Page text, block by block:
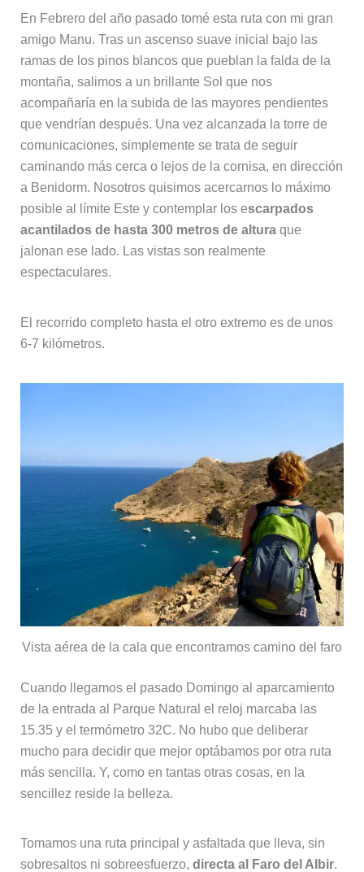
En Febrero del año pasado tomé esta ruta con mi gran
amigo Manu. Tras un ascenso suave inicial bajo las
ramas de los pinos blancos que pueblan la falda de la
montaña, salimos a un brillante Sol que nos
acompañaría en la subida de las mayores pendientes
que vendrían después. Una vez alcanzada la torre de
comunicaciones, simplemente se trata de seguir
caminando más cerca o lejos de la cornisa, en dirección
a Benidorm. Nosotros quisimos acercarnos lo máximo
posible al límite Este y contemplar los escarpados
acantilados de hasta 300 metros de alturaque
jalonan ese lado. Las vistas son realmente
espectaculares.
El recorrido completo hasta el otro extremo es de unos
6-7 kilómetros.
Vista aérea de la cala que encontramos camino del faro
Cuando llegamos el pasado Domingo al aparcamiento
de la entrada al Parque Natural el reloj marcaba las
15.35 y el termómetro 32C. No hubo que deliberar
mucho para decidir que mejor optábamos por otra ruta
más sencilla. Y, como en tantas otras cosas, en la
sencillez reside la belleza.
Tomamos una ruta principal y asfaltada que lleva, sin
sobresaltos ni sobreesfuerzo, directa al Faro del Albir.